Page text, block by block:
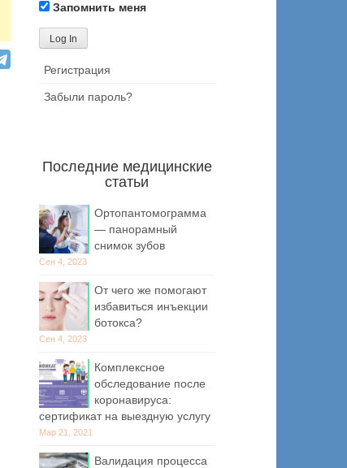
Запомнить меня
Регистрация
Забыли пароль?
Последние медицинские
статьи
Ортопантомограмма
— панорамный
снимок зубов
Сен 4, 2023
От чего же помогают
избавиться инъекции
ботокса?
Сен 4, 2023
Комплексное
обследование после
коронавируса:
сертификат на выездную услугу
Мар 21, 2021
Валидация процесса